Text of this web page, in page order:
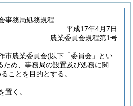
事務局処務規程
平成17年4月7日
農業委員会規程第1号
市農業委員会(以下「委員会」とい
ため、事務局の設置及び処務に関
ことを目的とする。
置く。